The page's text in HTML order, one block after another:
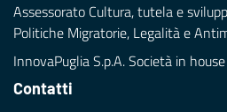
Assessorato Cultura, tutela e
Politiche Migratorie, Legalità e
InnovaPuglia S.p.A. Società in
Contatti